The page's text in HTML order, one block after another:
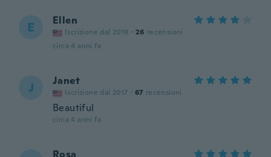
E Ellen
Iscrizione dal 2019 · 26 recensioni
circa 4 anni fa
J Janet
Iscrizione dal 2017 · 67 recensioni
Beautiful
circa 4 anni fa
Rosa